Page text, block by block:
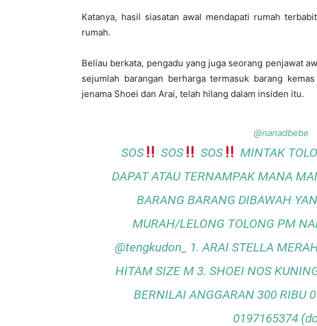
Katanya, hasil siasatan awal mendapati rumah
rumah.
Beliau berkata, pengadu yang juga seorang penjawat
sejumlah barangan berharga termasuk barang
jenama Shoei dan Arai, telah hilang dalam insiden itu.
@nanadbebe
SOS SOS SOS
MINTAK
DAPAT ATAU TERNAMPAK MANA
BARANG BARANG DIBAWAH
MURAH/LELONG TOLONG PM
@tengkudon_ 1. ARAI STELLA
HITAM SIZE M 3. SHOEI NOS
BERNILAI ANGGARAN 300 RIBU
0197165374